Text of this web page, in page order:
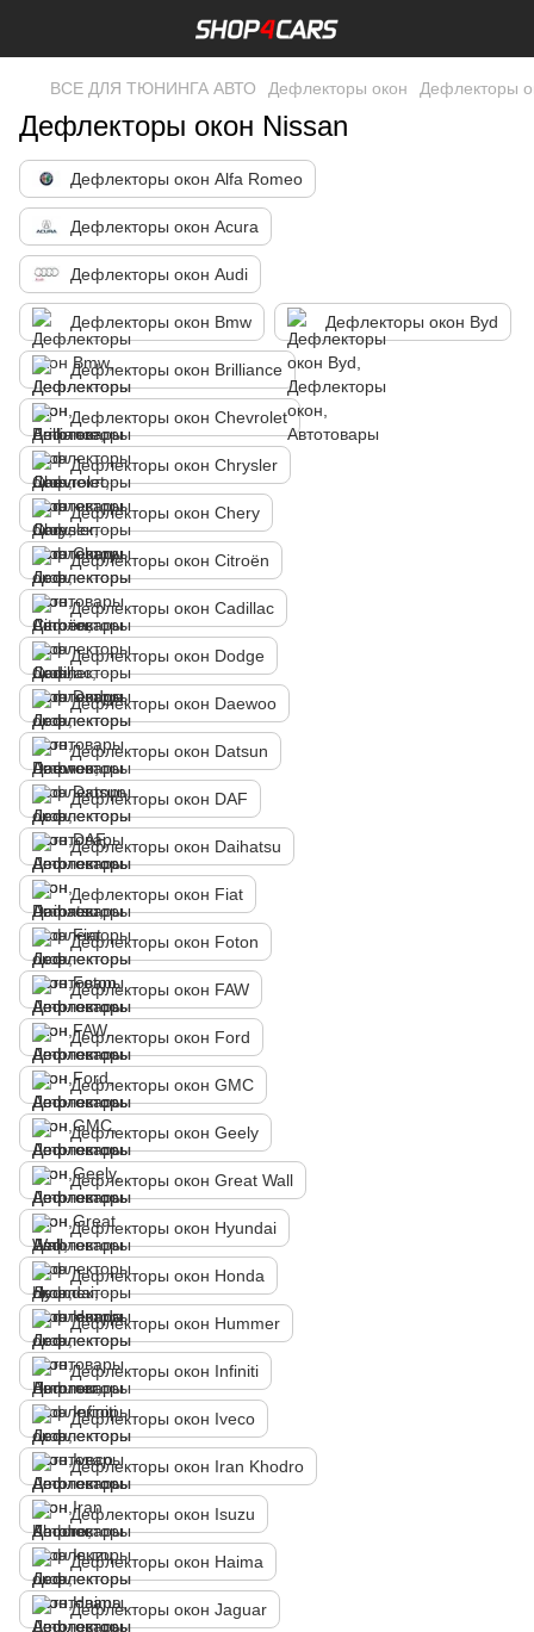
ВСЕ ДЛЯ ТЮНИНГА АВТО Дефлекторы окон Дефлекторы
Дефлекторы окон Nissan
Дефлекторы окон Alfa Romeo
Дефлекторы окон Acura
Дефлекторы окон Audi
Дефлекторы окон Bmw Дефлекторы окон Byd
Дефлекторы окон Brilliance
Дефлекторы окон Chevrolet
Дефлекторы окон Chrysler
Дефлекторы окон Chery
Дефлекторы окон Citroën
Дефлекторы окон Cadillac
Дефлекторы окон Dodge
Дефлекторы окон Daewoo
Дефлекторы окон Datsun
Дефлекторы окон DAF
Дефлекторы окон Daihatsu
Дефлекторы окон Fiat
Дефлекторы окон Foton
Дефлекторы окон FAW
Дефлекторы окон Ford
Дефлекторы окон GMC
Дефлекторы окон Geely
Дефлекторы окон Great Wall
Дефлекторы окон Hyundai
Дефлекторы окон Honda
Дефлекторы окон Hummer
Дефлекторы окон Infiniti
Дефлекторы окон Iveco
Дефлекторы окон Iran Khodro
Дефлекторы окон Isuzu
Дефлекторы окон Haima
Дефлекторы окон Jaguar